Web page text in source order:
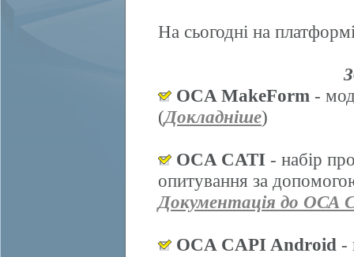
На сьогодні на
OCA MakeForm -
(Докладніше)
OCA CATI - набір
опитування за
Документація до ОСА
OCA CAPI Android -